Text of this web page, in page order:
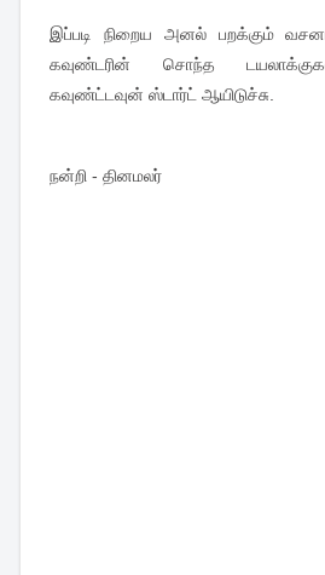
இப்படி நிறைய அனல் பறக்கும்
கவுண்டரின் சொந்த
கவுண்ட்டவுன் ஸ்டார்ட் ஆயிடுச்சு.
நன்றி - தினமலர்